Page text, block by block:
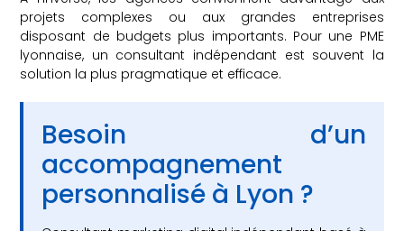
projets complexes ou aux grandes entreprises
disposant de budgets plus importants. Pour une PME
lyonnaise, un consultant indépendant est souvent la
solution la plus pragmatique et efficace.
Besoin d’un
accompagnement
personnalisé à Lyon ?